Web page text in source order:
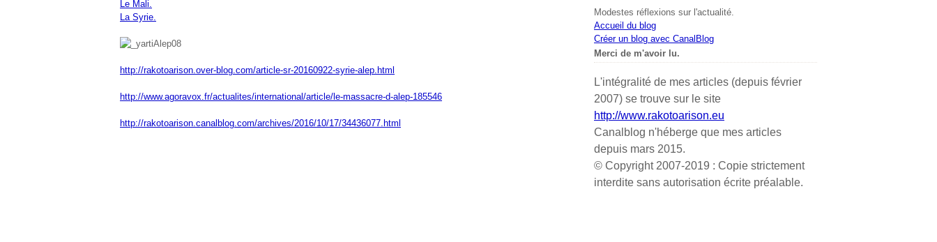
Le Mali.
La Syrie.
http://rakotoarison.over-blog.com/article-sr-20160922-syrie-alep.html
http://www.agoravox.fr/actualites/international/article/le-massacre-d-alep-185546
http://rakotoarison.canalblog.com/archives/2016/10/17/34436077.html
Modestes réflexions sur l'actualité.
Accueil du blog
Créer un blog avec CanalBlog
Merci de m'avoir lu.
L'intégralité de mes articles (depuis février
2007) se trouve sur le site
http://www.rakotoarison.eu
Canalblog n'héberge que mes articles
depuis mars 2015.
© Copyright 2007-2019 : Copie strictement
interdite sans autorisation écrite préalable.